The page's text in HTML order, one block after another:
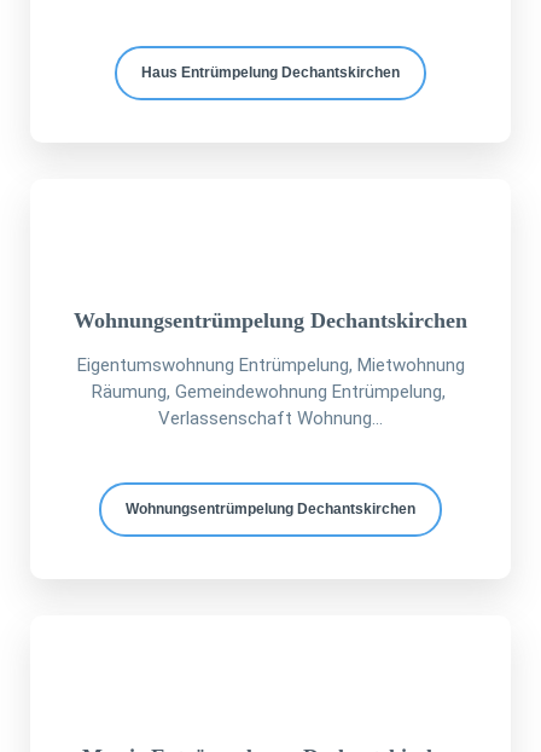
Haus Entrümpelung Dechantskirchen
Wohnungsentrümpelung Dechantskirchen
Eigentumswohnung Entrümpelung, Mietwohnung
Räumung, Gemeindewohnung Entrümpelung,
Verlassenschaft Wohnung...
Wohnungsentrümpelung Dechantskirchen